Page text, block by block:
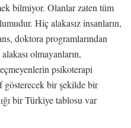
bilmiyor. Olanlar zaten tüm
Hiç alakasız insanların,
doktora programlarından
olmayanların,
psikoterapi
gösterecek bir şekilde bir
bir Türkiye tablosu var